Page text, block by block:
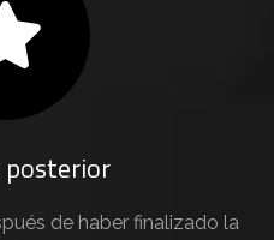
de haber finalizado la